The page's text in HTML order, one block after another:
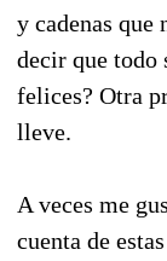
y cadenas que
decir que todo
felices? Otra
lleve.
A veces me
cuenta de